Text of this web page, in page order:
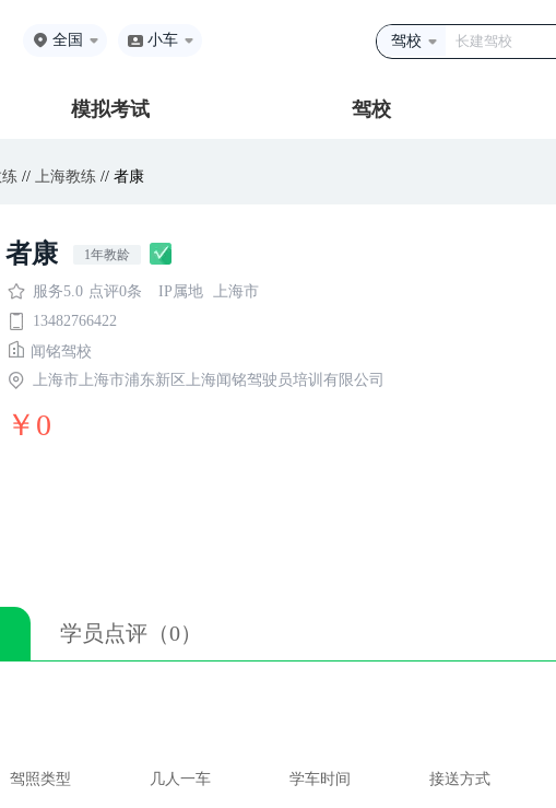
全国 小车 驾校
模拟考试 驾校
// 上海教练 // 者康
者康 1年教龄
服务5.0 点评0条 IP属地
上海市
13482766422
闻铭驾校
上海市上海市浦东新区上海闻铭驾驶员培训有限公司
￥0
学员点评（0）
驾照类型 几人一车 学车时间 接送方式